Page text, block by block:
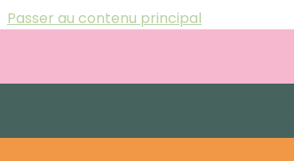
Passer au contenu principal